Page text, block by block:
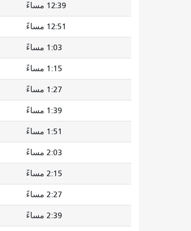
12:39 مساءً
12:51 مساءً
1:03 مساءً
1:15 مساءً
1:27 مساءً
1:39 مساءً
1:51 مساءً
2:03 مساءً
2:15 مساءً
2:27 مساءً
2:39 مساءً